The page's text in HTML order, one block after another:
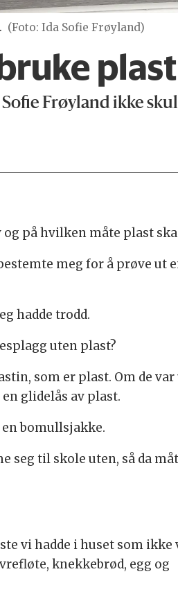
(Foto: Ida Sofie Frøyland)
Frøyland ikke
og på hvilken måte plast
meg for å prøve ut
hadde trodd.
uten plast?
som er plast. Om de var
glidelås av plast.
bomullsjakke.
seg til skole uten, så da
vi hadde i huset som ikke
knekkebrød, egg og